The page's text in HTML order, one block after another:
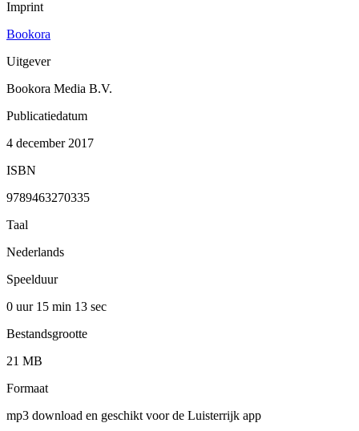
Imprint
Bookora
Uitgever
Bookora Media B.V.
Publicatiedatum
4 december 2017
ISBN
9789463270335
Taal
Nederlands
Speelduur
0 uur 15 min 13 sec
Bestandsgrootte
21 MB
Formaat
mp3 download en geschikt voor de Luisterrijk app